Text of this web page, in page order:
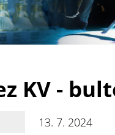
KV -
13. 7. 2024